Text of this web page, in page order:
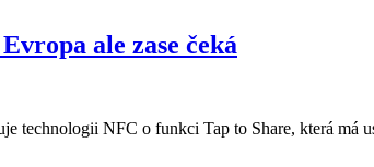
ale zase čeká
NFC o funkci Tap to Share, která má